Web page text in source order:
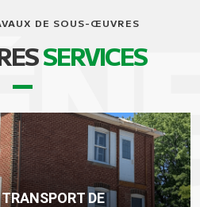
DE SOUS-ŒUVRES
SERVICES
DE